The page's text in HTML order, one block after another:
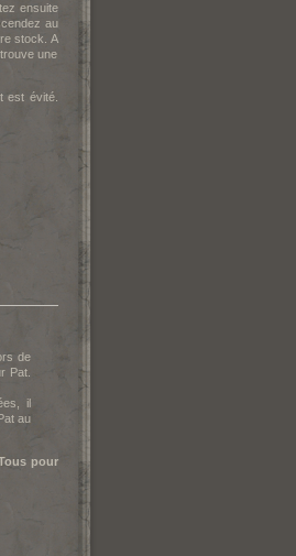
ensuite
au
stock. A
une
est évité.
de
Pat.
il
au
pour